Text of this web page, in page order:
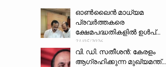
ഓൺലൈൻ മാധ്യമ
പ്രവർത്തകരെ
ക്ഷേമപദ്ധതികളിൽ ഉൾപ്...
21/05/2026
വി. ഡി. സതീശൻ: കേരളം
ആഗ്രഹിക്കുന്ന മുഖ്യമന്ത്...